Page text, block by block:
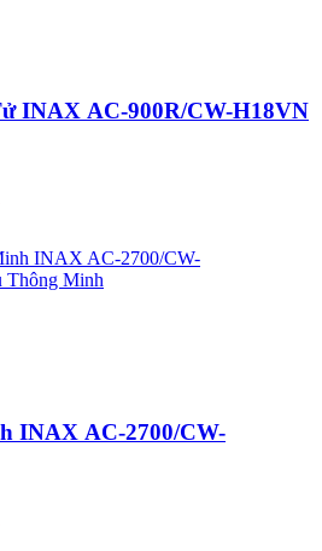
INAX AC-900R/CW-H18VN
₫.
INAX AC-2700/CW-